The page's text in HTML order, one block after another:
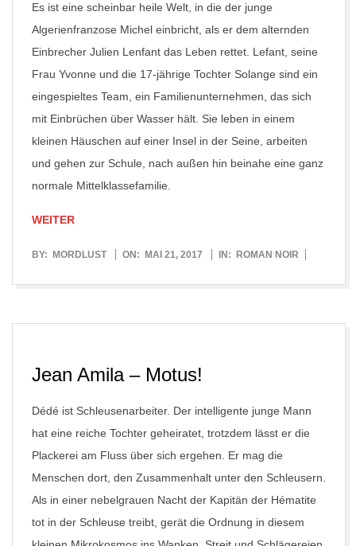
Es ist eine scheinbar heile Welt, in die der junge
Algerienfranzose Michel einbricht, als er dem alternden
Einbrecher Julien Lenfant das Leben rettet. Lefant, seine
Frau Yvonne und die 17-jährige Tochter Solange sind ein
eingespieltes Team, ein Familienunternehmen, das sich
mit Einbrüchen über Wasser hält. Sie leben in einem
kleinen Häuschen auf einer Insel in der Seine, arbeiten
und gehen zur Schule, nach außen hin beinahe eine ganz
normale Mittelklassefamilie.
WEITER
2017-
BY: MORDLUST ON: MAI 21, 2017 IN: ROMAN NOIR
Jean Amila – Motus!
Dédé ist Schleusenarbeiter. Der intelligente junge Mann
hat eine reiche Tochter geheiratet, trotzdem lässt er die
Plackerei am Fluss über sich ergehen. Er mag die
Menschen dort, den Zusammenhalt unter den Schleusern.
Als in einer nebelgrauen Nacht der Kapitän der Hématite
tot in der Schleuse treibt, gerät die Ordnung in diesem